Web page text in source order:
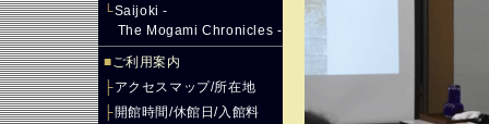
└Saijoki -
The Mogami Chronicles -
■ご利用案内
├アクセスマップ/所在地
├開館時間/休館日/入館料